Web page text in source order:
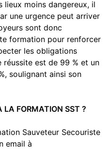
lieux moins dangereux, il
une urgence peut arriver
sont donc
formation pour renforcer
les obligations
réussite est de 99 % et un
soulignant ainsi son
FORMATION SST ?
Sauveteur Secouriste
email à